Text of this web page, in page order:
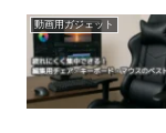
動画用ガジェット